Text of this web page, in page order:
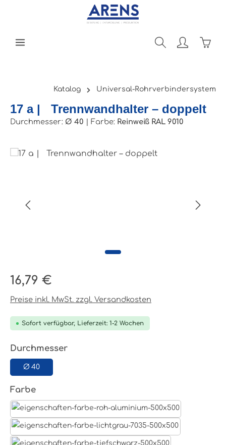
Zum Hauptinhalt springen
Katalog Universal-Rohrverbindersystem
17 a | Trennwandhalter – doppelt
Durchmesser: Ø 40 Farbe: Reinweiß RAL 9010
Bildergalerie überspringen
Regulärer Preis:
16,79 €
Preise inkl. MwSt. zzgl. Versandkosten
Sofort verfügbar, Lieferzeit: 1-2 Wochen
Durchmesserauswählen
Ø 40
Farbeauswählen